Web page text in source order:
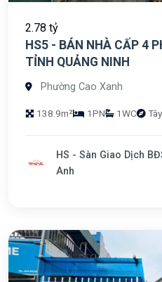
2.78 tỷ
HS5 - BÁN NHÀ CẤP 4
TỈNH QUẢNG NINH
Phường Cao Xanh
138.9m² 1PN 1WC
HS - Sàn Giao Dịch
Anh